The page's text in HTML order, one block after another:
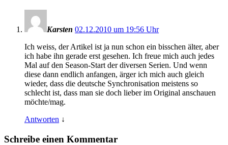
Karsten 02.12.2010 um 19:56 Uhr
Ich weiss, der Artikel ist ja nun schon ein bisschen älter, aber
ich habe ihn gerade erst gesehen. Ich freue mich auch jedes
Mal auf den Season-Start der diversen Serien. Und wenn
diese dann endlich anfangen, ärger ich mich auch gleich
wieder, dass die deutsche Synchronisation meistens so
schlecht ist, dass man sie doch lieber im Original anschauen
möchte/mag.
Antworten ↓
Schreibe einen Kommentar